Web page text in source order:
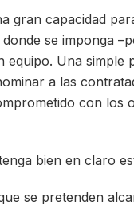
gran capacidad
se imponga
Una simple
a las
con
bien en claro
se pretenden